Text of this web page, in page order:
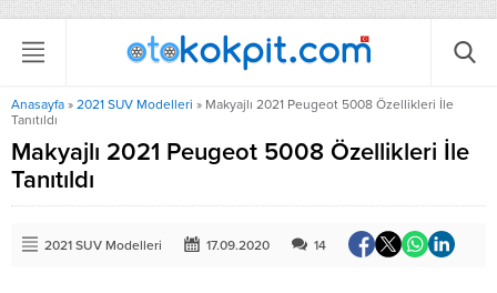
Anasayfa » 2021 SUV Modelleri » Makyajlı 2021 Peugeot 5008 Özellikleri İle
Tanıtıldı
Makyajlı 2021 Peugeot 5008 Özellikleri İle
Tanıtıldı
2021 SUV Modelleri 17.09.2020 14